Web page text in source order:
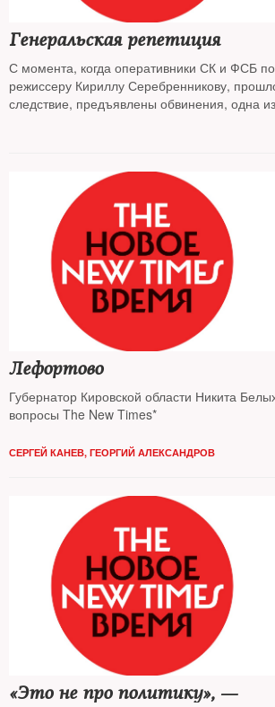
Генеральская репетиция
С момента, когда оперативники СК и ФСБ
режиссеру Кириллу Серебренникову,
следствие, предъявлены обвинения, одна
президента РФ, но вопросов в «деле
не стало. The New Times изучил наиболее
тезисы самых разных экспертов по «Гоголь-
попытался разобраться, что стоит за этим
было начато с такой демонстративной
Лефортово
Губернатор Кировской области Никита
вопросы The New Times*
СЕРГЕЙ КАНЕВ, ГЕОРГИЙ АЛЕКСАНДРОВ
«Это не про политику», —